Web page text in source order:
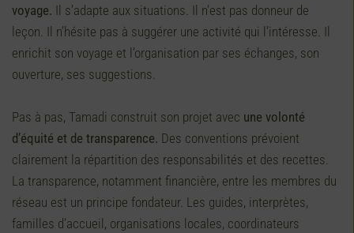
voyage. Il s’adapte aux situations. Il n’est pas donneur de
leçon. Il n’hésite pas à suggérer une activité qui l’intéresse. Il
enrichit son voyage et l’organisation par ses échanges, son
ouverture, ses suggestions.
Pas à pas, Tamadi construit son projet avec une volonté
d’équité et de transparence. Des conventions prévoient
clairement la répartition des responsabilités et des recettes.
La transparence, notamment financière, entre les membres du
réseau est un principe fondateur. Les guides, interprètes,
familles d’accueil, organisations locales, coordinateurs